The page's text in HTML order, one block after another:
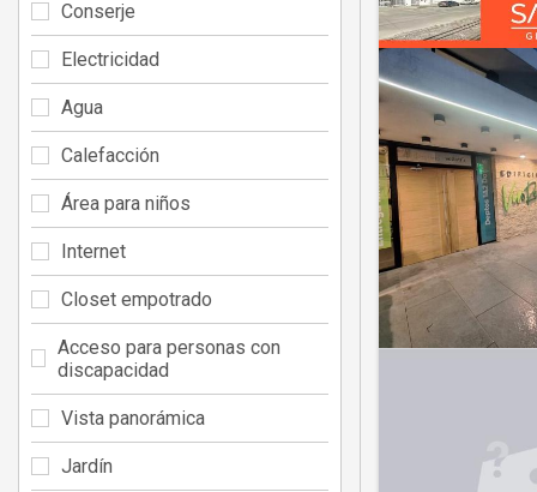
Conserje
Electricidad
Agua
Calefacción
Área para niños
Internet
Closet empotrado
Acceso para personas con
discapacidad
Vista panorámica
Jardín